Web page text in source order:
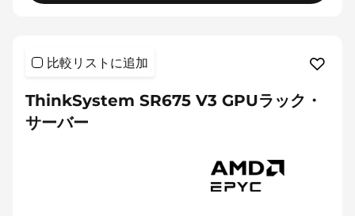
比較リストに追加
ThinkSystem SR675 V3 GPUラック・
サーバー